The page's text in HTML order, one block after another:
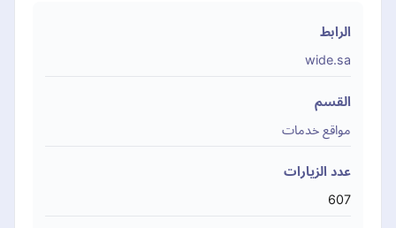
الرابط
wide.sa
القسم
مواقع خدمات
عدد الزيارات
607